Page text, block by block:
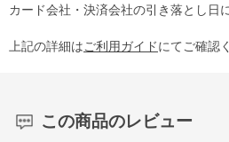
カード会社・決済会社の引き落とし日
上記の詳細はご利用ガイドにてご確認
この商品のレビュー